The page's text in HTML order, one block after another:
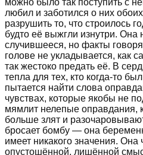
любил и заботился о них
разрушить то, что строилось
будто её выжгли изнутри. Она
случившееся, но факты
голове не укладывается, как
так жестоко предать её. В
тепла для тех, кто когда-то
пытается найти слова
чувствах, которые якобы не
мямлит нелепые оправдания,
больше злят и
бросает бомбу — она
имеет никакого значения. Она
опустошённой, лишённой